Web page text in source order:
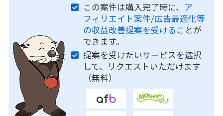
この案件は購入完了時に、 ア
フィリエイト案件/広告最適化等
の収益改善提案を受ける ことが
できます。
提案を受けたいサービスを選択
して、リクエストいただけます
（無料）